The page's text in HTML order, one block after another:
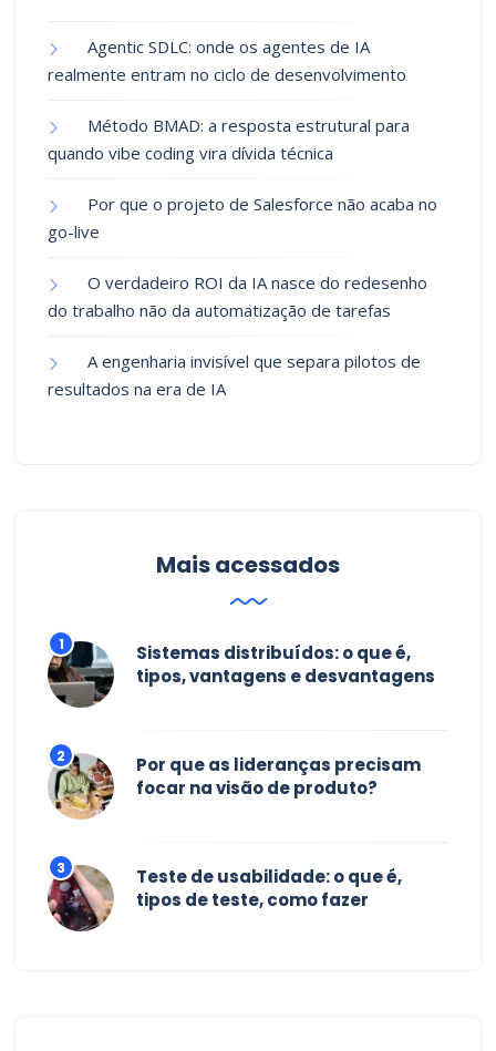
Agentic SDLC: onde os agentes de IA
realmente entram no ciclo de desenvolvimento
Método BMAD: a resposta estrutural para
quando vibe coding vira dívida técnica
Por que o projeto de Salesforce não acaba no
go-live
O verdadeiro ROI da IA nasce do redesenho
do trabalho não da automatização de tarefas
A engenharia invisível que separa pilotos de
resultados na era de IA
Mais acessados
Sistemas distribuídos: o que é,
tipos, vantagens e desvantagens
Por que as lideranças precisam
focar na visão de produto?
Teste de usabilidade: o que é,
tipos de teste, como fazer